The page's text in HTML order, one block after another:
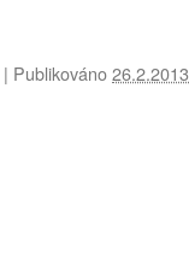
| Publikováno26.2.2013